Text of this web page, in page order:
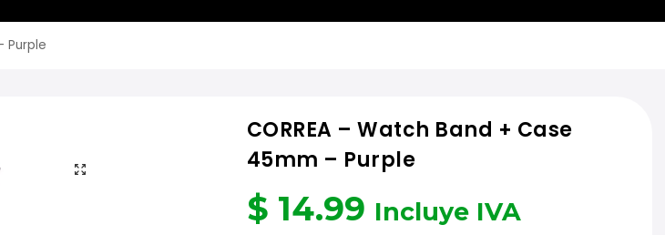
Purple
CORREA – Watch Band + Case
45mm – Purple
$ 14.99 Incluye IVA